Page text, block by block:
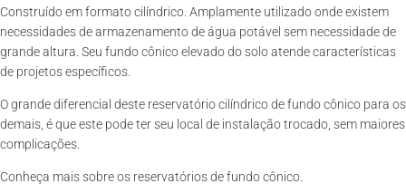
Construído em formato cilíndrico. Amplamente utilizado onde existem
necessidades de armazenamento de água potável sem necessidade de
grande altura. Seu fundo cônico elevado do solo atende características
de projetos específicos.
O grande diferencial deste reservatório cilíndrico de fundo cônico para os
demais, é que este pode ter seu local de instalação trocado, sem maiores
complicações.
Conheça mais sobre os reservatórios de fundo cônico.